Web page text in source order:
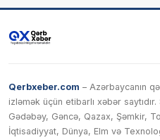
Qerbxeber.com – Azərbaycanın
izləmək üçün etibarlı xəbər saytıdır.
Gədəbəy, Gəncə, Qazax, Şəmkir,
İqtisadiyyat, Dünya, Elm və